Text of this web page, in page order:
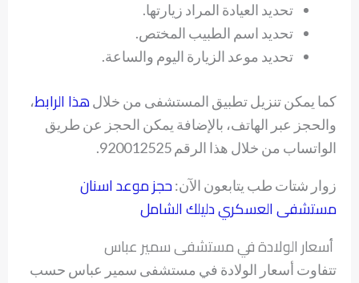
تحديد العيادة المراد زيارتها.
تحديد اسم الطبيب المختص.
تحديد موعد الزيارة اليوم والساعة.
كما يمكن تنزيل تطبيق المستشفى من خلالهذا الرابط،
والحجز عبر الهاتف، بالإضافة يمكن الحجز عن طريق
الواتساب من خلال هذا الرقم 920012525.
زوار شتات طب يتابعون الآن:حجز موعد اسنان
مستشفى العسكري دليلك الشامل
أسعار الولادة في مستشفى سمير عباس
تتفاوت أسعار الولادة في مستشفى سمير عباس حسب